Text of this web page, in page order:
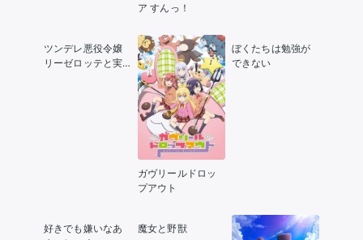
ア すんっ！
ツンデレ悪役令嬢
リーゼロッテと実
ガヴリールドロッ
プアウト
ぼくたちは勉強が
できない
好きでも嫌いなあ
魔女と野獣